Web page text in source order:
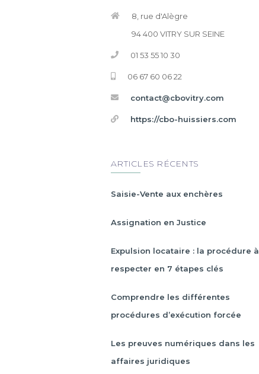
8, rue d'Alègre
94 400 VITRY SUR SEINE
01 53 55 10 30
06 67 60 06 22
contact@cbovitry.com
https://cbo-huissiers.com
ARTICLES RÉCENTS
Saisie-Vente aux enchères
Assignation en Justice
Expulsion locataire : la procédure à
respecter en 7 étapes clés
Comprendre les différentes
procédures d’exécution forcée
Les preuves numériques dans les
affaires juridiques